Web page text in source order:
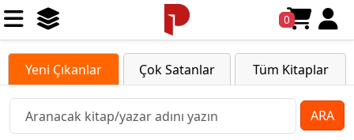
0
Yeni Çıkanlar Çok Satanlar Tüm Kitaplar
ARA